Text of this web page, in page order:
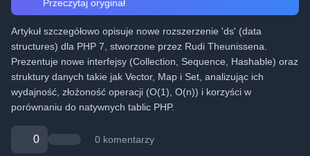
Przeczytaj oryginał
Artykuł szczegółowo opisuje nowe rozszerzenie 'ds' (data
structures) dla PHP 7, stworzone przez Rudi Theunissena.
Prezentuje nowe interfejsy (Collection, Sequence, Hashable) oraz
struktury danych takie jak Vector, Map i Set, analizując ich
wydajność, złożoność operacji (O(1), O(n)) i korzyści w
porównaniu do natywnych tablic PHP.
0 0 komentarzy